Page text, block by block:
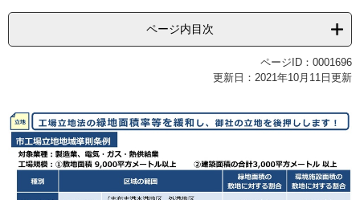
ページ内目次
ページID：0001696
更新日：2021年10月11日更新